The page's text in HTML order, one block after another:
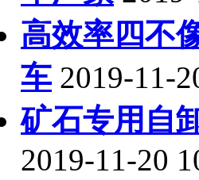
高效率四不
车 2019-11-
矿石专用自
2019-11-20